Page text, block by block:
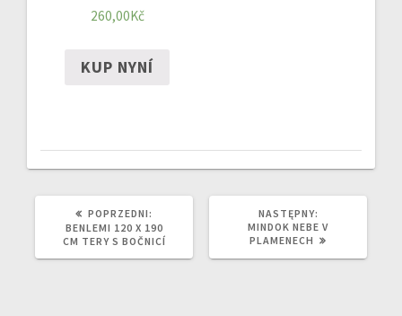
260,00Kč
KUP NYNÍ
POPRZEDNI:
WPIS:
BENLEMI 120 X 190
CM TERY S BOČNICÍ
NASTĘPNY:
WPIS:
MINDOK NEBE V
PLAMENECH